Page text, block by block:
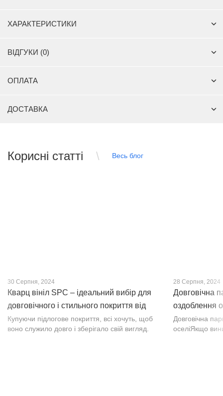
ХАРАКТЕРИСТИКИ
ВІДГУКИ (0)
ОПЛАТА
ДОСТАВКА
Корисні статті Весь блог
30 Серпня, 2024
Кварц вініл SPC – ідеальний вибір для
довговічного і стильного покриття від
PROFLOOR
Купуючи підлогове покриття, всі хочуть, щоб
воно служило довго і зберігало свій вигляд.
28 Серпня, 2024
Довговічна
оздоблення
Довговічна
оселіЯкщо